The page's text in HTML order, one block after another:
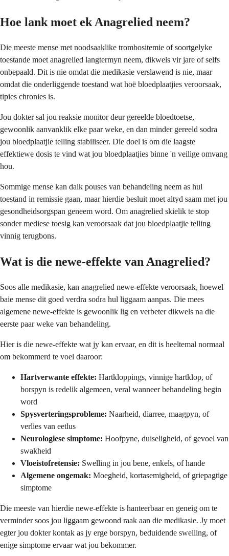
Hoe lank moet ek Anagrelied neem?
Die meeste mense met noodsaaklike trombositemie of soortgelyke
toestande moet anagrelied langtermyn neem, dikwels vir jare of selfs
onbepaald. Dit is nie omdat die medikasie verslawend is nie, maar
omdat die onderliggende toestand wat hoë bloedplaatjies veroorsaak,
tipies chronies is.
Jou dokter sal jou reaksie monitor deur gereelde bloedtoetse,
gewoonlik aanvanklik elke paar weke, en dan minder gereeld sodra
jou bloedplaatjie telling stabiliseer. Die doel is om die laagste
effektiewe dosis te vind wat jou bloedplaatjies binne 'n veilige omvang
hou.
Sommige mense kan dalk pouses van behandeling neem as hul
toestand in remissie gaan, maar hierdie besluit moet altyd saam met jou
gesondheidsorgspan geneem word. Om anagrelied skielik te stop
sonder mediese toesig kan veroorsaak dat jou bloedplaatjie telling
vinnig terugbons.
Wat is die newe-effekte van Anagrelied?
Soos alle medikasie, kan anagrelied newe-effekte veroorsaak, hoewel
baie mense dit goed verdra sodra hul liggaam aanpas. Die mees
algemene newe-effekte is gewoonlik lig en verbeter dikwels na die
eerste paar weke van behandeling.
Hier is die newe-effekte wat jy kan ervaar, en dit is heeltemal normaal
om bekommerd te voel daaroor:
Hartverwante effekte: Hartkloppings, vinnige hartklop, of
borspyn is redelik algemeen, veral wanneer behandeling begin
word
Spysverteringsprobleme: Naarheid, diarree, maagpyn, of
verlies van eetlus
Neurologiese simptome: Hoofpyne, duiseligheid, of gevoel van
swakheid
Vloeistofretensie: Swelling in jou bene, enkels, of hande
Algemene ongemak: Moegheid, kortasemigheid, of griepagtige
simptome
Die meeste van hierdie newe-effekte is hanteerbaar en geneig om te
verminder soos jou liggaam gewoond raak aan die medikasie. Jy moet
egter jou dokter kontak as jy erge borspyn, beduidende swelling, of
enige simptome ervaar wat jou bekommer.